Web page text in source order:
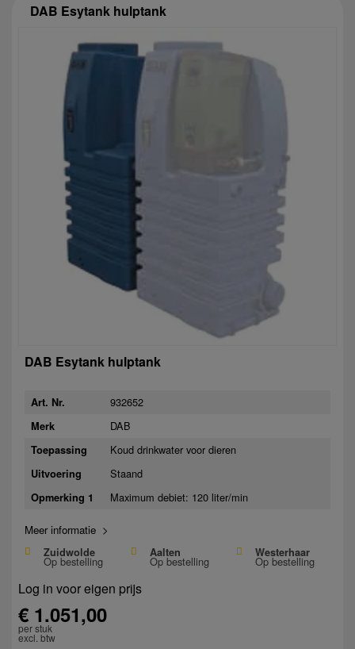
DAB Esytank hulptank
DAB Esytank hulptank
Art. Nr. 932652
Merk DAB
Toepassing Koud drinkwater voor dieren
Uitvoering Staand
Opmerking 1 Maximum debiet: 120 liter/min
Meer informatie >
Zuidwolde
Op bestelling
Aalten
Op bestelling
Westerhaar
Op bestelling
Log in voor eigen prijs
€ 1.051,00
per stuk
excl. btw